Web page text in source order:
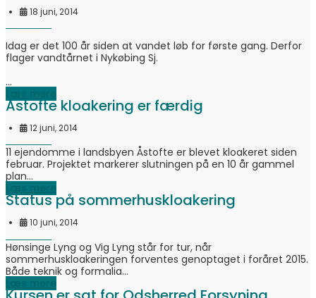
18 juni, 2014
Idag er det 100 år siden at vandet løb for første gang. Derfor
flager vandtårnet i Nykøbing Sj.
...
Åstofte kloakering er færdig
12 juni, 2014
11 ejendomme i landsbyen Åstofte er blevet kloakeret siden
februar. Projektet markerer slutningen på en 10 år gammel
plan...
Status på sommerhuskloakering
10 juni, 2014
Hønsinge Lyng og Vig Lyng står for tur, når
sommerhuskloakeringen forventes genoptaget i foråret 2015.
Både teknik og formalia...